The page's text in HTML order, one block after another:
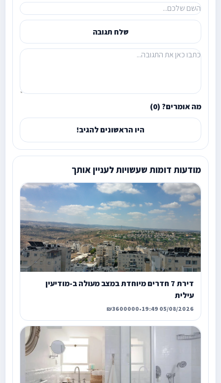
שלח תגובה
מה אומרים? (0)
היו הראשונים להגיב!
מודעות דומות שעשויות לעניין אותך
דירת 7 חדרים מיוחדת במצב מעולה ב-מודיעין
עילית
05/08/2026 19:49
•
₪3600000